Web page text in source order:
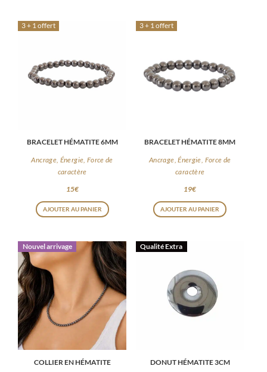
3 + 1 offert
BRACELET HÉMATITE 6MM
Ancrage, Énergie, Force de
caractère
15€
AJOUTER AU PANIER
3 + 1 offert
BRACELET HÉMATITE 8MM
Ancrage, Énergie, Force de
caractère
19€
AJOUTER AU PANIER
Nouvel arrivage
COLLIER EN HÉMATITE
Qualité Extra
DONUT HÉMATITE 3CM